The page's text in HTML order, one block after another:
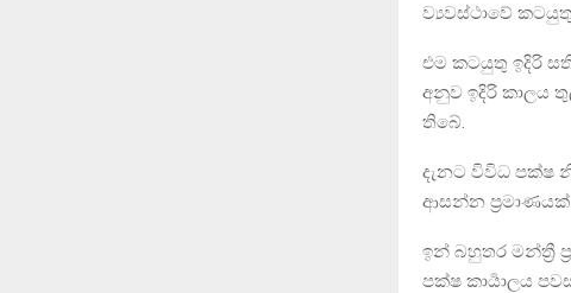
ව්‍යවස්ථාවේ
එම කටයුතු ඉදිරි
අනුව ඉදිරි කාලය
තිබේ.
දැනට විවිධ පක්ෂ
ආසන්න ප්‍රමාණයක්
ඉන් බහුතර මන්ත්‍රී
පක්ෂ කාර්‍යාලය